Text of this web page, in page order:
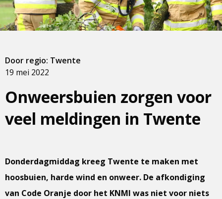
Onweersbuien zorgen voor
veel meldingen in Twente
19 mei 2022
Door regio: Twente
Donderdagmiddag kreeg Twente te maken met
hoosbuien, harde wind en onweer. De afkondiging
van Code Oranje door het KNMI was niet voor niets